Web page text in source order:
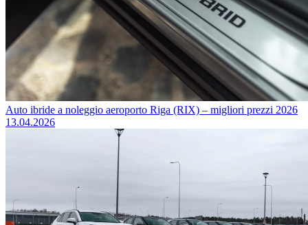
Auto ibride a noleggio aeroporto Riga (RIX) – migliori prezzi 2026
13.04.2026